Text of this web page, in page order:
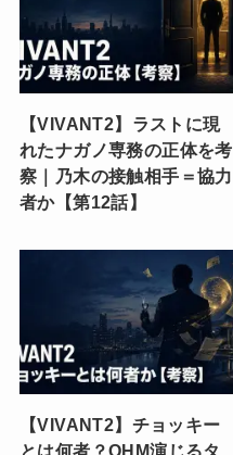
【VIVANT2】ラストに現
れたナガノ専務の正体を考
察｜乃木の接触相手＝協力
者か【第12話】
【VIVANT2】チョッキー
とは何者？OHM演じるタ